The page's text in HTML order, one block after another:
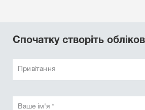
Спочатку створіть
Привітання
Ваше ім'я *